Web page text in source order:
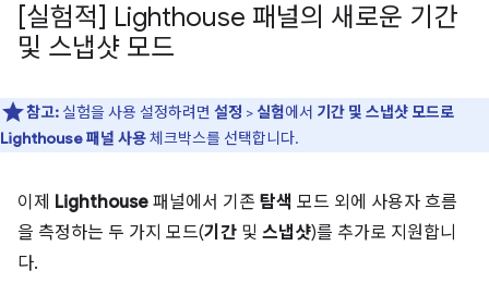
[실험적] Lighthouse 패널의 새로운 기간
및 스냅샷 모드
참고: 실험을 사용 설정하려면 설정 > 실험에서 기간 및 스냅샷 모드로
Lighthouse 패널 사용체크박스를 선택합니다.
이제 Lighthouse 패널에서 기존 탐색 모드 외에 사용자 흐름
을 측정하는 두 가지 모드(기간 및 스냅샷)를 추가로 지원합니
다.